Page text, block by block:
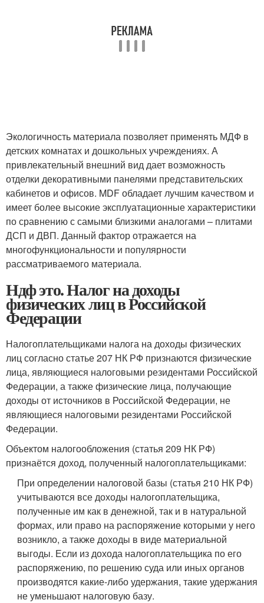
Экологичность материала позволяет применять МДФ в
детских комнатах и дошкольных учреждениях. А
привлекательный внешний вид дает возможность
отделки декоративными панелями представительских
кабинетов и офисов. MDF обладает лучшим качеством и
имеет более высокие эксплуатационные характеристики
по сравнению с самыми близкими аналогами – плитами
ДСП и ДВП. Данный фактор отражается на
многофункциональности и популярности
рассматриваемого материала.
Ндф это. Налог на доходы
физических лиц в Российской
Федерации
Налогоплательщиками налога на доходы физических
лиц согласно статье 207 НК РФ признаются физические
лица, являющиеся налоговыми резидентами Российской
Федерации, а также физические лица, получающие
доходы от источников в Российской Федерации, не
являющиеся налоговыми резидентами Российской
Федерации.
Объектом налогообложения (статья 209 НК РФ)
признаётся доход, полученный налогоплательщиками:
При определении налоговой базы (статья 210 НК РФ)
учитываются все доходы налогоплательщика,
полученные им как в денежной, так и в натуральной
формах, или право на распоряжение которыми у него
возникло, а также доходы в виде материальной
выгоды. Если из дохода налогоплательщика по его
распоряжению, по решению суда или иных органов
производятся какие-либо удержания, такие удержания
не уменьшают налоговую базу.